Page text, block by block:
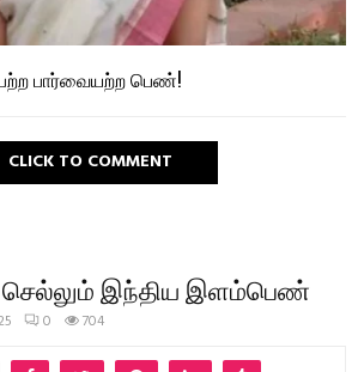
பார்வையற்ற பெண்!
CLICK TO COMMENT
இந்திய இளம்பெண்
0 704